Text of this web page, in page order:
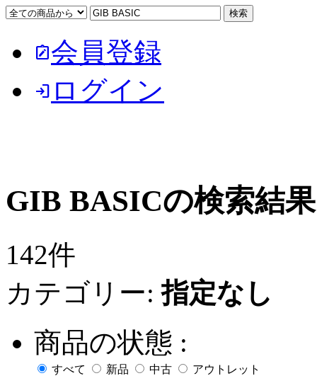
note_alt会員登録
login ログイン
GIB BASICの検索結果
142件
カテゴリー:指定なし
商品の状態 :
すべて 新品 中古 アウトレット